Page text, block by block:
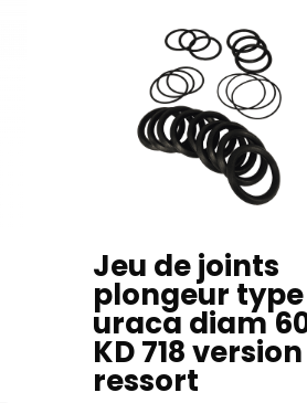
Jeu de joints
plongeur type
uraca diam
KD 718 version
ressort